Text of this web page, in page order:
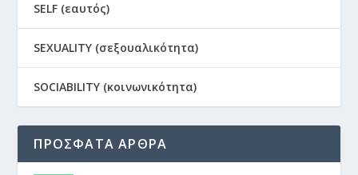
SELF (εαυτός)
SEXUALITY (σεξουαλικότητα)
SOCIABILITY (κοινωνικότητα)
ΠΡΟΣΦΑΤΑ ΑΡΘΡΑ